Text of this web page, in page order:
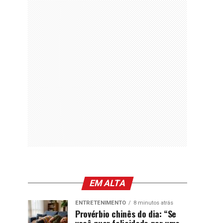
EM ALTA
ENTRETENIMENTO 8 minutos atrás
Provérbio chinês do dia: “Se